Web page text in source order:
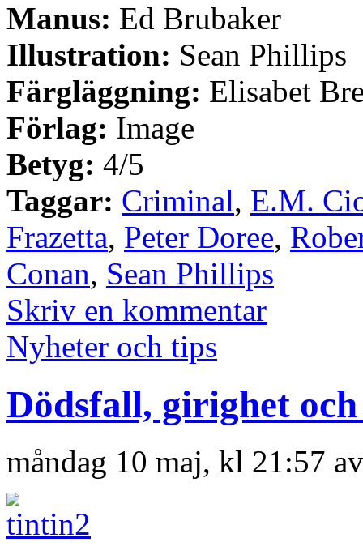
Manus: Ed Brubaker
Illustration: Sean Phillips
Färgläggning: Elisabet
Förlag: Image
Betyg: 4/5
Taggar: Criminal, E.M.
Frazetta, Peter Doree,
Conan, Sean Phillips
Skriv en kommentar
Nyheter och tips
Dödsfall, girighet
måndag 10 maj, kl 21:57